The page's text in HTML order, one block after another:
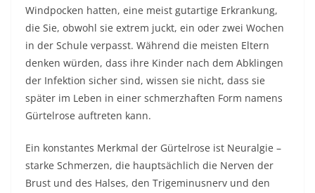
Windpocken hatten, eine meist gutartige Erkrankung,
die Sie, obwohl sie extrem juckt, ein oder zwei Wochen
in der Schule verpasst. Während die meisten Eltern
denken würden, dass ihre Kinder nach dem Abklingen
der Infektion sicher sind, wissen sie nicht, dass sie
später im Leben in einer schmerzhaften Form namens
Gürtelrose auftreten kann.
Ein konstantes Merkmal der Gürtelrose ist Neuralgie –
starke Schmerzen, die hauptsächlich die Nerven der
Brust und des Halses, den Trigeminusnerv und den